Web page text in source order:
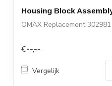
Housing Block
OMAX Replacement 302981
€--,--
Vergelijk